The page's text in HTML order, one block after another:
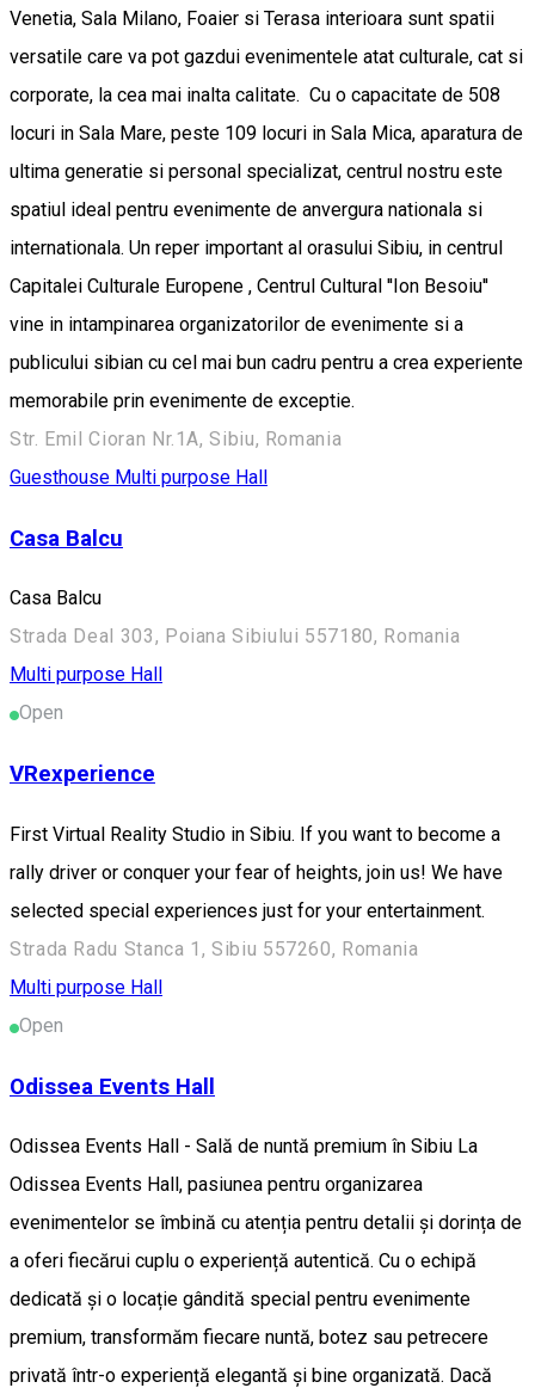
Venetia, Sala Milano, Foaier si Terasa interioara sunt spatii
versatile care va pot gazdui evenimentele atat culturale, cat si
corporate, la cea mai inalta calitate. Cu o capacitate de 508
locuri in Sala Mare, peste 109 locuri in Sala Mica, aparatura de
ultima generatie si personal specializat, centrul nostru este
spatiul ideal pentru evenimente de anvergura nationala si
internationala. Un reper important al orasului Sibiu, in centrul
Capitalei Culturale Europene , Centrul Cultural ''Ion Besoiu''
vine in intampinarea organizatorilor de evenimente si a
publicului sibian cu cel mai bun cadru pentru a crea experiente
memorabile prin evenimente de exceptie.
Str. Emil Cioran Nr.1A, Sibiu, Romania
Guesthouse Multi purpose Hall
Casa Balcu
Casa Balcu
Strada Deal 303, Poiana Sibiului 557180, Romania
Multi purpose Hall
Open
VRexperience
First Virtual Reality Studio in Sibiu. If you want to become a
rally driver or conquer your fear of heights, join us! We have
selected special experiences just for your entertainment.
Strada Radu Stanca 1, Sibiu 557260, Romania
Multi purpose Hall
Open
Odissea Events Hall
Odissea Events Hall - Sală de nuntă premium în Sibiu La
Odissea Events Hall, pasiunea pentru organizarea
evenimentelor se îmbină cu atenția pentru detalii și dorința de
a oferi fiecărui cuplu o experiență autentică. Cu o echipă
dedicată și o locație gândită special pentru evenimente
premium, transformăm fiecare nuntă, botez sau petrecere
privată într-o experiență elegantă și bine organizată. Dacă